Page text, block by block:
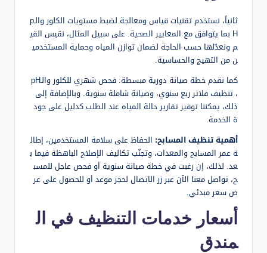
ثانياً، نستخدم تقنيات قياس ومعالجة لضبط مستويات الكلور والـp
H بما يتوافق مع المعايير الصحية. على سبيل المثال، نقيس القي
م ونعدّلها حسب الحاجة لضمان توازن المياه وحماية المستخدمي
ن من التهيج والحساسية.
كما نقدم خطة صيانة دورية مبسطة: فحص شهري للكلور والـpH
، تنظيف فلاتر ربع سنوي، وصيانة شاملة سنوية. وبالإضافة إلى
ذلك، يمكننا توفير تقارير حالة المياه عند الطلب كدليل على جود
ة الخدمة.
أهمية تنظيف المسابح: الحفاظ على سلامة المستخدمين، إطال
ة عمر المسابح والمعدات، وتجنّب تكاليف الإصلاح الباهظة فيما ب
عد. لذلك، إن رغبت في خطة صيانة سنوية أو فحص عاجل للمسب
ح، تواصل معنا الآن عبر زر الاتصال لحجز موعد أو للحصول على عر
ض سعر مبدئي.
أسعار خدمات التنظيف في ال
مندق